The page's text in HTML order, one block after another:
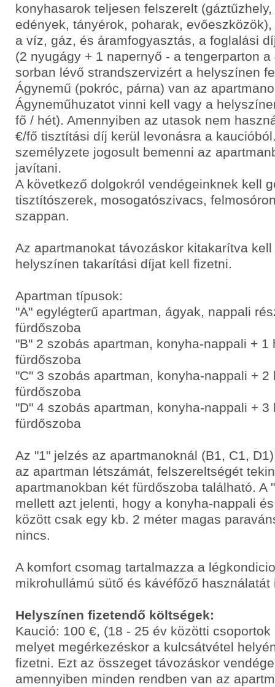
konyhasarok teljesen felszerelt
edények, tányérok, poharak,
a víz, gáz, és áramfogyasztás, a foglalási
(2 nyugágy + 1 napernyő - a tengerparton
sorban lévő strandszervizért a helyszínen
Ágynemű (pokróc, párna) van az
Ágyneműhuzatot vinni kell vagy a
fő / hét). Amennyiben az utasok nem
€/fő tisztítási díj kerül levonásra a
személyzete jogosult bemenni az
javítani.
A következő dolgokról vendégeinknek kell
tisztítószerek, mosogatószivacs,
szappan.
Az apartmanokat távozáskor kitakarítva
helyszínen takarítási díjat kell fizetni.
Apartman típusok:
"A" egylégterű apartman, ágyak, nappali
fürdőszoba
"B" 2 szobás apartman, konyha-nappali + 1
fürdőszoba
"C" 3 szobás apartman, konyha-nappali + 2
fürdőszoba
"D" 4 szobás apartman, konyha-nappali + 3
fürdőszoba
Az "1" jelzés az apartmanoknál (B1, C1,
az apartman létszámát, felszereltségét
apartmanokban két fürdőszoba található. A
mellett azt jelenti, hogy a konyha-nappali
között csak egy kb. 2 méter magas
nincs.
A komfort csomag tartalmazza a
mikrohullámú sütő és kávéfőző használatát
Helyszínen fizetendő költségek:
Kaució: 100 €, (18 - 25 év közötti
melyet megérkezéskor a kulcsátvétel
fizetni. Ezt az összeget távozáskor
amennyiben minden rendben van az